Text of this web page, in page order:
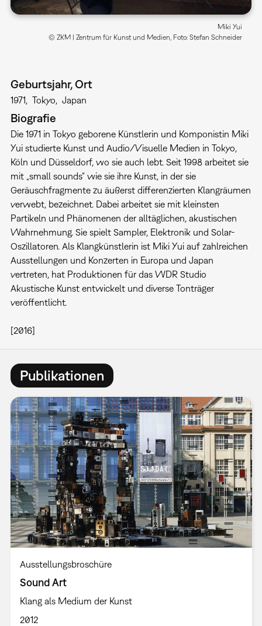
Miki Yui
© ZKM | Zentrum für Kunst und Medien, Foto: Stefan Schneider
Geburtsjahr, Ort
1971 Tokyo Japan
Biografie
Die 1971 in Tokyo geborene Künstlerin und Komponistin Miki
Yui studierte Kunst und Audio/Visuelle Medien in Tokyo,
Köln und Düsseldorf, wo sie auch lebt. Seit 1998 arbeitet sie
mit „small sounds“ wie sie ihre Kunst, in der sie
Geräuschfragmente zu äußerst differenzierten Klangräumen
verwebt, bezeichnet. Dabei arbeitet sie mit kleinsten
Partikeln und Phänomenen der alltäglichen, akustischen
Wahrnehmung. Sie spielt Sampler, Elektronik und Solar-
Oszillatoren. Als Klangkünstlerin ist Miki Yui auf zahlreichen
Ausstellungen und Konzerten in Europa und Japan
vertreten, hat Produktionen für das WDR Studio
Akustische Kunst entwickelt und diverse Tonträger
veröffentlicht.
[2016]
Publikationen
Ausstellungsbroschüre
Sound Art
Klang als Medium der Kunst
2012